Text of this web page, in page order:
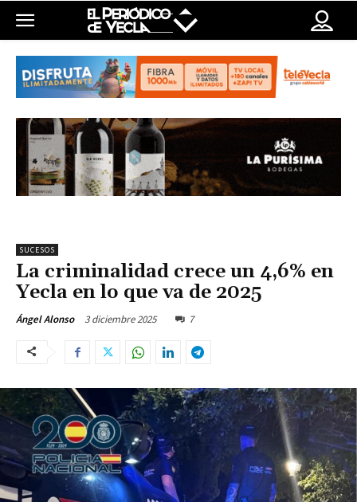
SUCESOS
La criminalidad crece un 4,6% en
Yecla en lo que va de 2025
Ángel Alonso 3 diciembre 2025 7